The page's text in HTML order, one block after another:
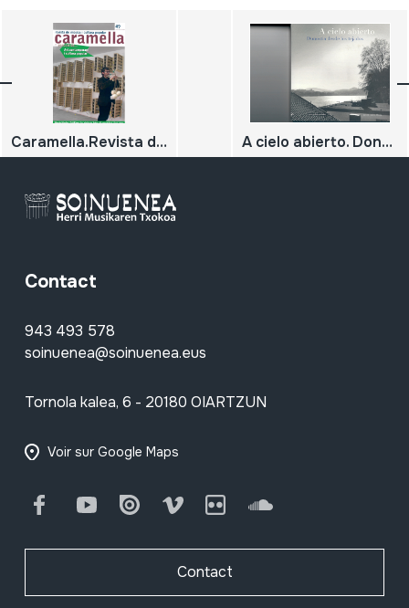
Caramella.Revista de música i cultura popular. Parlem de Art contemporani i cultura popular.49 A cielo abierto. Donostia desde los tejados
Contact
943 493 578
soinuenea@soinuenea.eus
Tornola kalea, 6 - 20180 OIARTZUN
Voir sur Google Maps
FacebookYoutube Issuu Vimeo Flickr SoundCloud
Contact